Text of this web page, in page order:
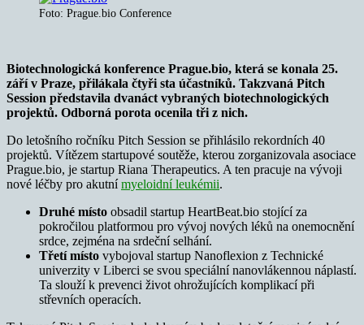
Foto: Prague.bio Conference
Biotechnologická konference Prague.bio, která se konala 25.
září v Praze, přilákala čtyři sta účastníků. Takzvaná Pitch
Session představila dvanáct vybraných biotechnologických
projektů. Odborná porota ocenila tři z nich.
Do letošního ročníku Pitch Session se přihlásilo rekordních 40
projektů. Vítězem startupové soutěže, kterou zorganizovala asociace
Prague.bio, je startup Riana Therapeutics. A ten pracuje na vývoji
nové léčby pro akutnímyeloidní leukémii.
Druhé místo obsadil startup HeartBeat.bio stojící za
pokročilou platformou pro vývoj nových léků na onemocnění
srdce, zejména na srdeční selhání.
Třetí místo vybojoval startup Nanoflexion z Technické
univerzity v Liberci se svou speciální nanovlákennou náplastí.
Ta slouží k prevenci život ohrožujících komplikací při
střevních operacích.